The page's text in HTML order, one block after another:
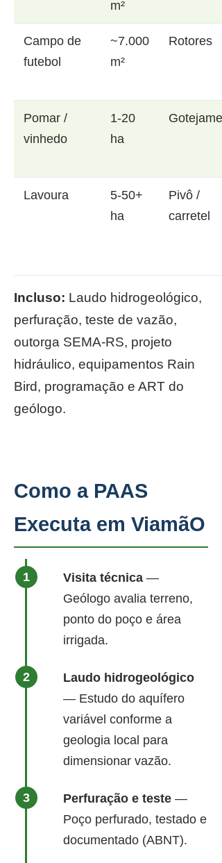
m²
Campo de
futebol
~7.000
m²
Rotores
Pomar /
vinhedo
1-20
ha
Lavoura
5-50+
ha
Pivô /
carretel
Incluso: Laudo hidrogeológico,
perfuração, teste de vazão,
outorga SEMA-RS, projeto
hidráulico, equipamentos Rain
Bird, programação e ART do
geólogo.
Como a PAAS
Executa em ViamãO
Visita técnica —
Geólogo avalia terreno,
ponto do poço e área
irrigada.
Laudo hidrogeológico
— Estudo do aquífero
variável conforme a
geologia local para
dimensionar vazão.
Perfuração e teste —
Poço perfurado, testado e
documentado (ABNT).